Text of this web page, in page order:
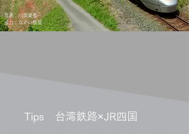
写真：川田英登
協力：ながい模型
Tips 台湾鉄路×JR四国